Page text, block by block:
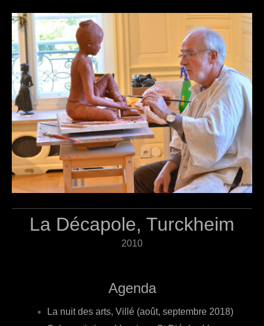
La Décapole, Turckheim
2010
Agenda
La nuit des arts, Villé (août, septembre 2018)